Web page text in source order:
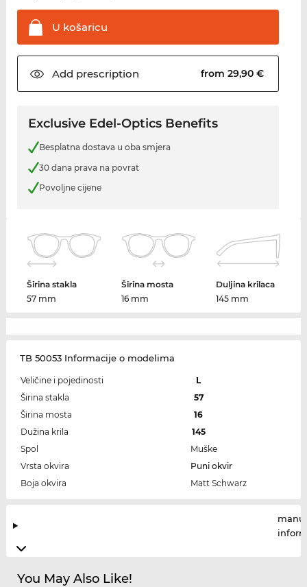
U košaricu
Add prescription from 29,90 €
Exclusive Edel-Optics Benefits
Besplatna dostava u oba smjera
30 dana prava na povrat
Povoljne cijene
Širina stakla
57 mm
Širina mosta
16 mm
Duljina krilaca
145 mm
TB 50053 Informacije o modelima
Veličine i pojedinosti
L
Širina stakla
57
Širina mosta
16
Dužina krila
145
Spol
Muške
Vrsta okvira
Puni okvir
Boja okvira
Matt Schwarz
You May Also Like!